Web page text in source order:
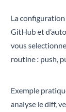
La
GitHub et
vous
routine : push,
Exemple
analyse le diff,